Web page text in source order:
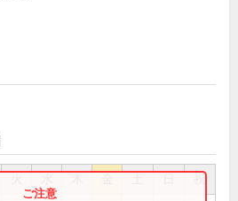
祝